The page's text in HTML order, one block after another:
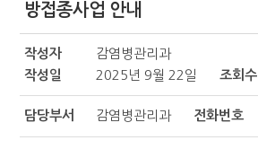
방접종사업 안내
작성자
감염병관리과
작성일
2025년 9월 22일 조회수
담당부서 감염병관리과 전화번호